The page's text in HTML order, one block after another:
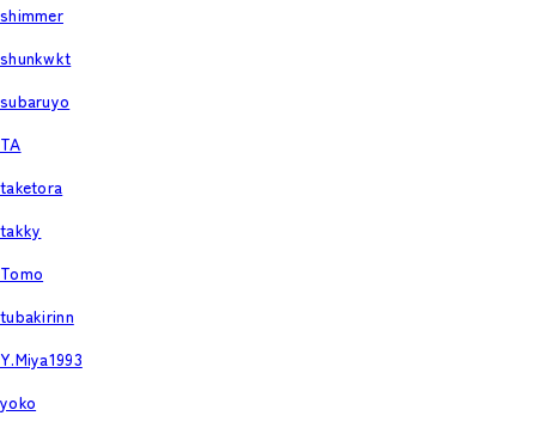
shimmer
shunkwkt
subaruyo
TA
taketora
takky
Tomo
tubakirinn
Y.Miya1993
yoko